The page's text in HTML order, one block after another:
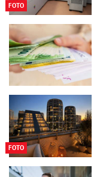
FOTO
FOTO